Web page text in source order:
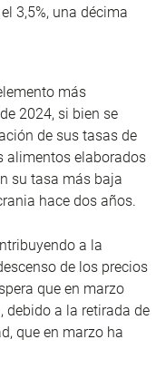
3,5%, una décima
más
2024, si bien se
de sus tasas de
alimentos elaborados
su tasa más baja
hace dos años.
a la
de los precios
que en marzo
debido a la retirada de
que en marzo ha